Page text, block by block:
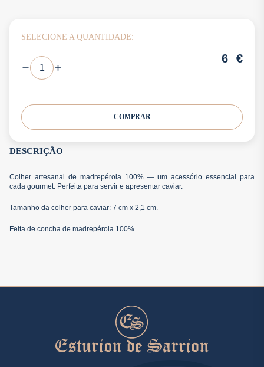
SELECIONE A QUANTIDADE:
6 €
COMPRAR
DESCRIÇÃO
Colher artesanal de madrepérola 100% — um acessório essencial para
cada gourmet. Perfeita para servir e apresentar caviar.
Tamanho da colher para caviar: 7 cm x 2,1 cm.
Feita de concha de madrepérola 100%